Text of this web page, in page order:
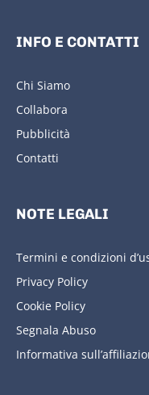
INFO E CONTATTI
Chi Siamo
Collabora
Pubblicità
Contatti
NOTE LEGALI
Termini e condizioni
Privacy Policy
Cookie Policy
Segnala Abuso
Informativa